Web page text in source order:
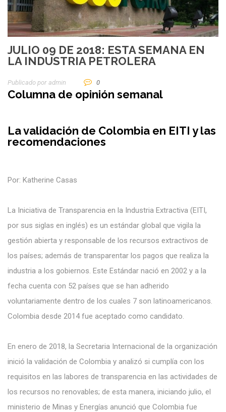
JULIO 09 DE 2018: ESTA SEMANA EN
LA INDUSTRIA PETROLERA
Publicado por Admin 0
Columna de opinión semanal
La validación de Colombia en EITI y las
recomendaciones
Por: Katherine Casas
La Iniciativa de Transparencia en la Industria Extractiva (EITI,
por sus siglas en inglés) es un estándar global que vigila la
gestión abierta y responsable de los recursos extractivos de
los países; además de transparentar los pagos que realiza la
industria a los gobiernos. Este Estándar nació en 2002 y a la
fecha cuenta con 52 países que se han adherido
voluntariamente dentro de los cuales 7 son latinoamericanos.
Colombia desde 2014 fue aceptado como candidato.
En enero de 2018, la Secretaria Internacional de la organización
inició la validación de Colombia y analizó si cumplía con los
requisitos en las labores de transparencia en las actividades de
los recursos no renovables; de esta manera, iniciando julio, el
ministerio de Minas y Energías anunció que Colombia fue